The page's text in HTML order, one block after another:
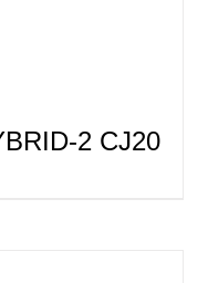
2 CJ20